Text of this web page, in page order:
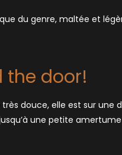
du genre, maltée et
the door!
très douce, elle est sur
une petite